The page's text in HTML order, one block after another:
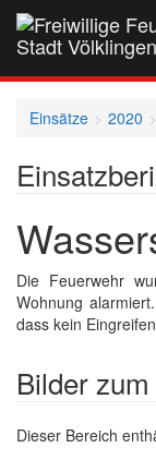
Einsätze 2020
Die Feuerwehr
Wohnung
dass kein
Bilder
Dieser Bereich